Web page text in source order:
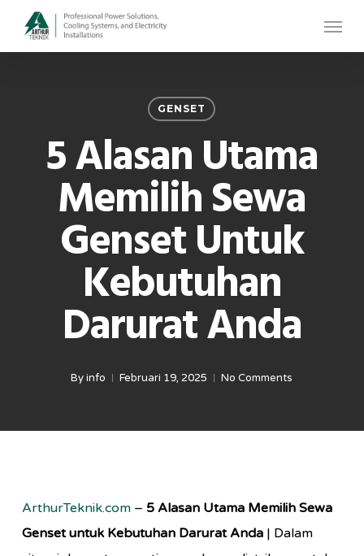
Menu
GENSET
5 Alasan Utama
Memilih Sewa
Genset Untuk
Kebutuhan
Darurat Anda
By info Februari 19, 2025 No Comments
ArthurTeknik.com– 5 Alasan Utama Memilih Sewa
Genset untuk Kebutuhan Darurat Anda| Dalam